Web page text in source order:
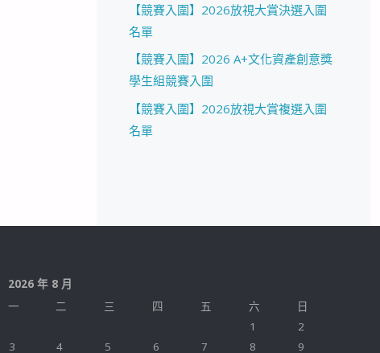
【競賽入圍】2026放視大賞決選入圍
名單
【競賽入圍】2026 A+文化資產創意獎
學生組競賽入圍
【競賽入圍】2026放視大賞複選入圍
名單
2026 年 8 月
一
二 三 四 五 六
日
1
2
3
4 5 6 7 8 9